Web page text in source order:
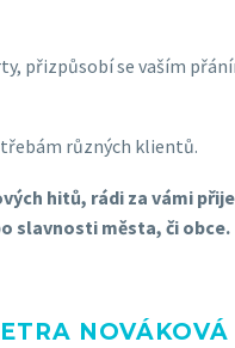
přizpůsobí se vaším
různých klientů.
hitů, rádi za vámi
slavnosti města, či obce.
NOVÁKOVÁ